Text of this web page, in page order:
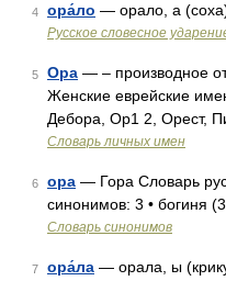
4 ора́ло — орало, а
Русское словесное
5 Ора — – производное
Женские еврейские
Дебора, Ор1 2, Орест,
Словарь личных имен
6 ора — Гора Словарь
синонимов: 3 • богиня
Словарь синонимов
7 ора́ла — орала, ы